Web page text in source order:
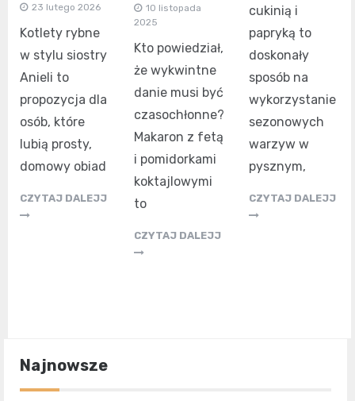
23 lutego 2026
Kotlety rybne
w stylu siostry
Anieli to
propozycja dla
osób, które
lubią prosty,
domowy obiad
CZYTAJ DALEJJ
10 listopada
2025
Kto powiedział,
że wykwintne
danie musi być
czasochłonne?
Makaron z fetą
i pomidorkami
koktajlowymi
to
CZYTAJ DALEJJ
cukinią i
papryką to
doskonały
sposób na
wykorzystanie
sezonowych
warzyw w
pysznym,
CZYTAJ DALEJJ
Najnowsze